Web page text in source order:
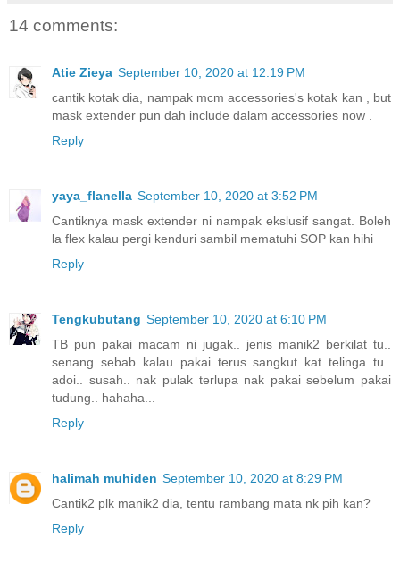
14 comments:
Atie Zieya September 10, 2020 at 12:19 PM
cantik kotak dia, nampak mcm accessories's kotak kan , but
mask extender pun dah include dalam accessories now .
Reply
yaya_flanella September 10, 2020 at 3:52 PM
Cantiknya mask extender ni nampak ekslusif sangat. Boleh
la flex kalau pergi kenduri sambil mematuhi SOP kan hihi
Reply
Tengkubutang September 10, 2020 at 6:10 PM
TB pun pakai macam ni jugak.. jenis manik2 berkilat tu..
senang sebab kalau pakai terus sangkut kat telinga tu..
adoi.. susah.. nak pulak terlupa nak pakai sebelum pakai
tudung.. hahaha...
Reply
halimah muhiden September 10, 2020 at 8:29 PM
Cantik2 plk manik2 dia, tentu rambang mata nk pih kan?
Reply